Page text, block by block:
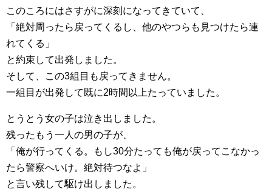
このころにはさすがに深刻になってきていて、
「絶対周ったら戻ってくるし、他のやつらも見つけたら連
れてくる」
と約束して出発しました。
そして、この3組目も戻ってきません。
一組目が出発して既に2時間以上たっていました。
とうとう女の子は泣き出しました。
残ったもう一人の男の子が、
「俺が行ってくる。もし30分たっても俺が戻ってこなかっ
たら警察へいけ。絶対待つなよ」
と言い残して駆け出しました。